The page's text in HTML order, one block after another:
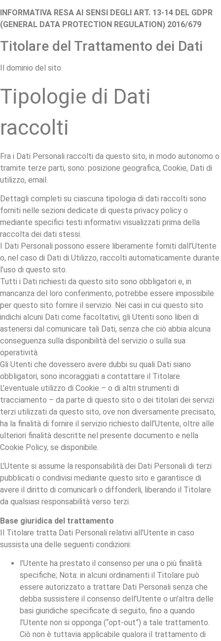
INFORMATIVA RESA AI SENSI DEGLI ART. 13-14 DEL GDPR
(GENERAL DATA PROTECTION REGULATION) 2016/679
Titolare del Trattamento dei Dati
Il dominio del sito.
Tipologie di Dati
raccolti
Fra i Dati Personali raccolti da questo sito, in modo autonomo o
tramite terze parti, sono: posizione geografica, Cookie, Dati di
utilizzo, email.
Dettagli completi su ciascuna tipologia di dati raccolti sono
forniti nelle sezioni dedicate di questa privacy policy o
mediante specifici testi informativi visualizzati prima della
raccolta dei dati stessi.
I Dati Personali possono essere liberamente forniti dall’Utente
o, nel caso di Dati di Utilizzo, raccolti automaticamente durante
l’uso di questo sito.
Tutti i Dati richiesti da questo sito sono obbligatori e, in
mancanza del loro conferimento, potrebbe essere impossibile
per questo sito fornire il servizio. Nei casi in cui questo sito
indichi alcuni Dati come facoltativi, gli Utenti sono liberi di
astenersi dal comunicare tali Dati, senza che ciò abbia alcuna
conseguenza sulla disponibilità del servizio o sulla sua
operatività.
Gli Utenti che dovessero avere dubbi su quali Dati siano
obbligatori, sono incoraggiati a contattare il Titolare.
L’eventuale utilizzo di Cookie – o di altri strumenti di
tracciamento – da parte di questo sito o dei titolari dei servizi
terzi utilizzati da questo sito, ove non diversamente precisato,
ha la finalità di fornire il servizio richiesto dall’Utente, oltre alle
ulteriori finalità descritte nel presente documento e nella
Cookie Policy, se disponibile.
L’Utente si assume la responsabilità dei Dati Personali di terzi
pubblicati o condivisi mediante questo sito e garantisce di
avere il diritto di comunicarli o diffonderli, liberando il Titolare
da qualsiasi responsabilità verso terzi.
Base giuridica del trattamento
Il Titolare tratta Dati Personali relativi all’Utente in caso
sussista una delle seguenti condizioni:
l’Utente ha prestato il consenso per una o più finalità
specifiche; Nota: in alcuni ordinamenti il Titolare può
essere autorizzato a trattare Dati Personali senza che
debba sussistere il consenso dell’Utente o un’altra delle
basi giuridiche specificate di seguito, fino a quando
l’Utente non si opponga (“opt-out”) a tale trattamento.
Ciò non è tuttavia applicabile qualora il trattamento di